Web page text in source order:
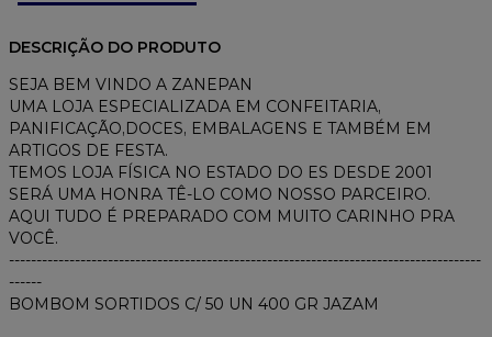
DESCRIÇÃO DO PRODUTO
SEJA BEM VINDO A ZANEPAN
UMA LOJA ESPECIALIZADA EM CONFEITARIA,
PANIFICAÇÃO,DOCES, EMBALAGENS E TAMBÉM EM
ARTIGOS DE FESTA.
TEMOS LOJA FÍSICA NO ESTADO DO ES DESDE 2001
SERÁ UMA HONRA TÊ-LO COMO NOSSO PARCEIRO.
AQUI TUDO É PREPARADO COM MUITO CARINHO PRA
VOCÊ.
--------------------------------------------------------------------------------------
------
BOMBOM SORTIDOS C/ 50 UN 400 GR JAZAM